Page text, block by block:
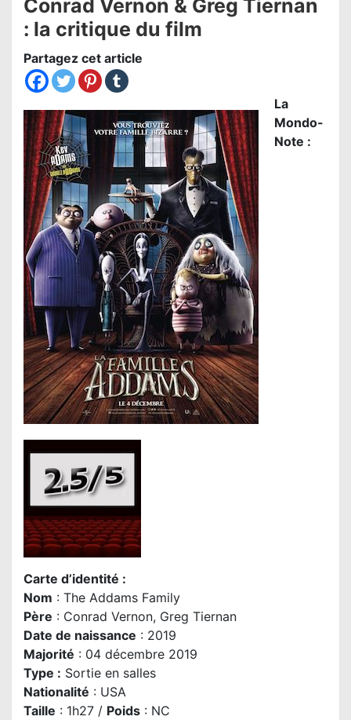
Conrad Vernon & Greg Tiernan
: la critique du film
Partagez cet article
La
Mondo-
Note :
Carte d’identité :
Nom : The Addams Family
Père : Conrad Vernon, Greg Tiernan
Date de naissance : 2019
Majorité : 04 décembre 2019
Type : Sortie en salles
Nationalité : USA
Taille : 1h27 / Poids : NC